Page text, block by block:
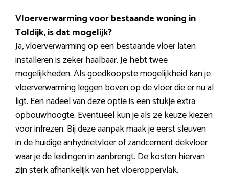
Vloerverwarming voor bestaande woning in
Toldijk, is dat mogelijk?
Ja, vloerverwarming op een bestaande vloer laten
installeren is zeker haalbaar. Je hebt twee
mogelijkheden. Als goedkoopste mogelijkheid kan je
vloerverwarming leggen boven op de vloer die er nu al
ligt. Een nadeel van deze optie is een stukje extra
opbouwhoogte. Eventueel kun je als 2e keuze kiezen
voor infrezen. Bij deze aanpak maak je eerst sleuven
in de huidige anhydrietvloer of zandcement dekvloer
waar je de leidingen in aanbrengt. De kosten hiervan
zijn sterk afhankelijk van het vloeroppervlak.